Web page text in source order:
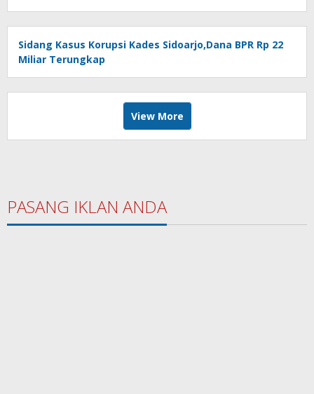
Sidang Kasus Korupsi Kades Sidoarjo,Dana BPR Rp 22
Miliar Terungkap
View More
PASANG IKLAN ANDA